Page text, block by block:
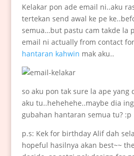
Kelakar pon ade email ni..aku
tertekan send awal ke pe
semua…but pastu cam takde la
email ni actually from contact
hantaran kahwin mak aku..
so aku pon tak sure la ape yang
aku tu..hehehehe..maybe dia
gubahan hantaran semua tu? :p
p.s: Kek for birthday Alif dah
hopeful hasilnya akan best~~